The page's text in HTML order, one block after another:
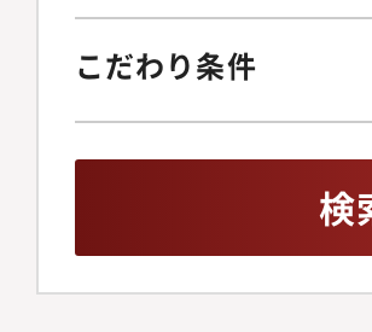
こだわり条件
検